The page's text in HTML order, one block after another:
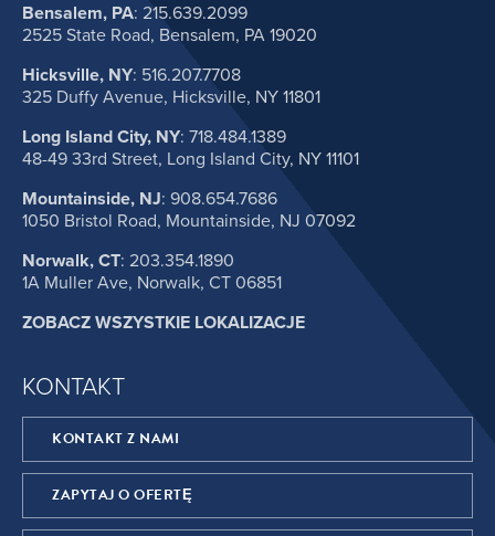
Bensalem, PA: 215.639.2099
2525 State Road, Bensalem, PA 19020
Hicksville, NY: 516.207.7708
325 Duffy Avenue, Hicksville, NY 11801
Long Island City, NY: 718.484.1389
48-49 33rd Street, Long Island City, NY 11101
Mountainside, NJ: 908.654.7686
1050 Bristol Road, Mountainside, NJ 07092
Norwalk, CT: 203.354.1890
1A Muller Ave, Norwalk, CT 06851
ZOBACZ WSZYSTKIE LOKALIZACJE
KONTAKT
KONTAKT Z NAMI
ZAPYTAJ O OFERTĘ